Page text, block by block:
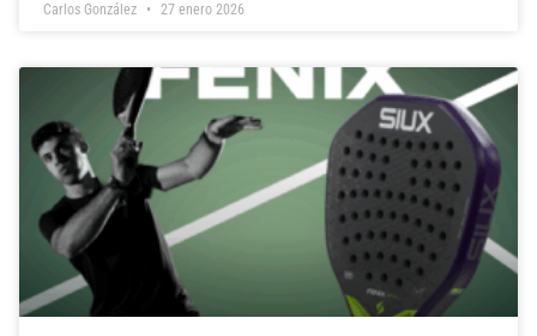
Carlos González 27 enero 2026